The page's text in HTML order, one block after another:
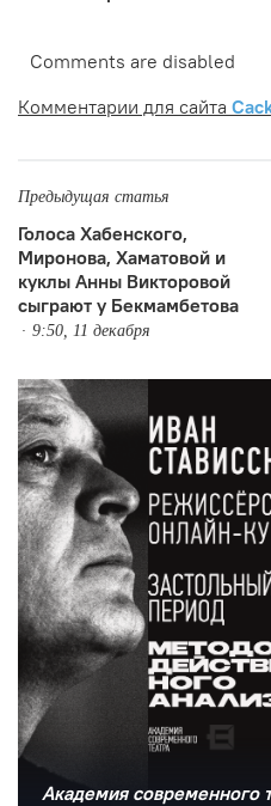
Comments are disabled
Комментарии для сайта
Предыдущая статья
Голоса Хабенского,
Миронова, Хаматовой и
куклы Анны Викторовой
сыграют у Бекмамбетова
9:50, 11 декабря
Академия современного